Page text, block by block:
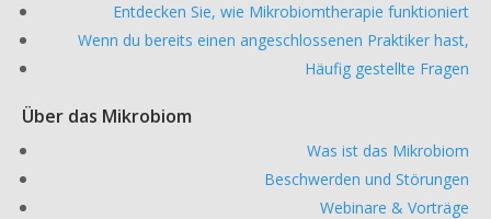
Entdecken Sie, wie Mikrobiomtherapie funktioniert
Wenn du bereits einen angeschlossenen Praktiker hast,
Häufig gestellte Fragen
Über das Mikrobiom
Was ist das Mikrobiom
Beschwerden und Störungen
Webinare & Vorträge